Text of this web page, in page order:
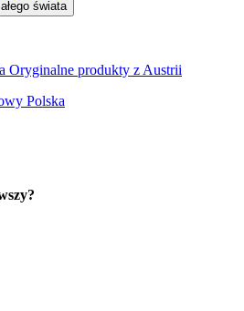
Oryginalne produkty z Austrii